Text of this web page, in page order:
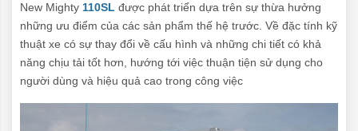
New Mighty 110SL được phát triển dựa trên sự thừa hưởng
những ưu điểm của các sản phẩm thế hệ trước. Về đặc tính kỹ
thuật xe có sự thay đổi về cấu hình và những chi tiết có khả
năng chịu tải tốt hơn, hướng tới việc thuận tiện sử dụng cho
người dùng và hiệu quả cao trong công việc